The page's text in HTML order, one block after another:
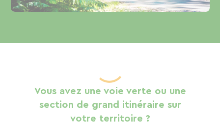
Vous avez une voie verte ou une
section de grand itinéraire sur
votre territoire ?